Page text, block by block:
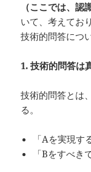
（ここでは、
いて、考えてお
技術的問答につ
1.技術的問答は
技術的問答とは
る。
「Aを実現す
「Bをすべき